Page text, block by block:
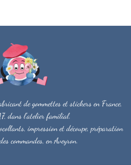
de gommettes et stickers en France,
dans l'atelier familial.
impression et découpe, préparation
commandes, en Aveyron.